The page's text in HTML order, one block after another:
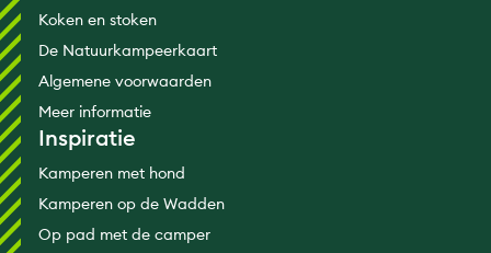
Koken en stoken
De Natuurkampeerkaart
Algemene voorwaarden
Meer informatie
Inspiratie
Kamperen met hond
Kamperen op de Wadden
Op pad met de camper